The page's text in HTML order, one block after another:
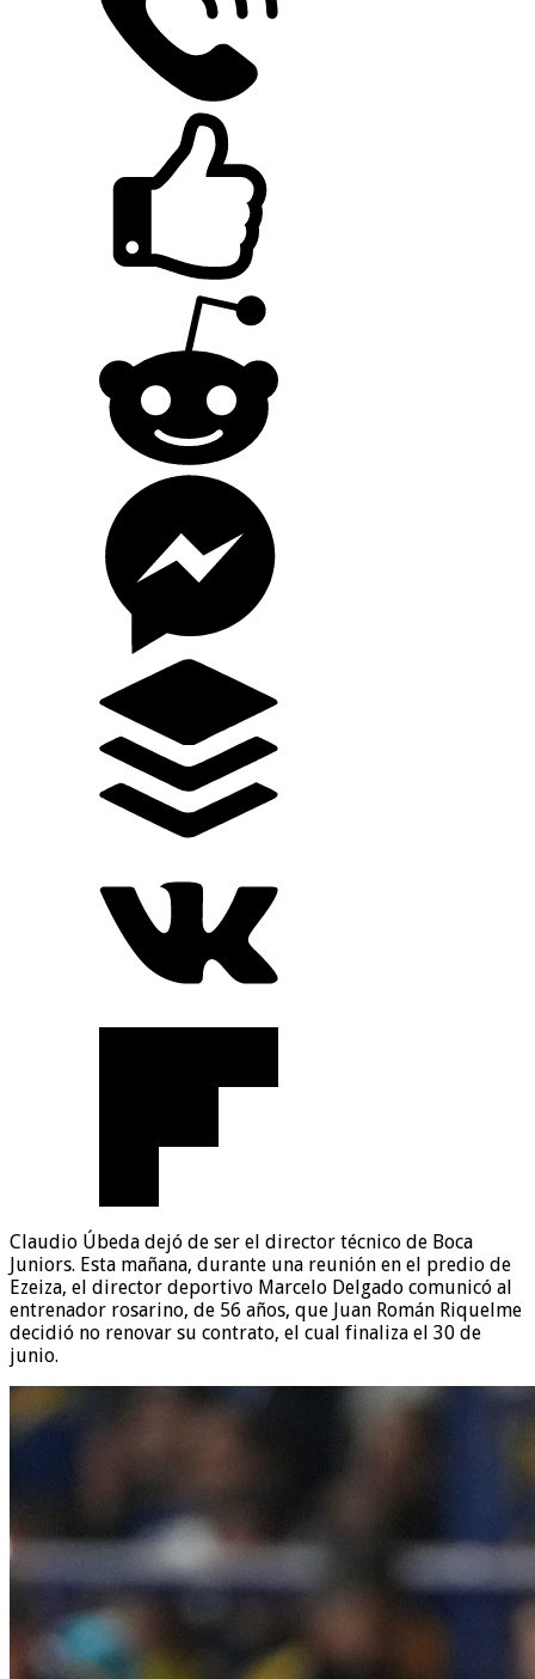
Claudio Úbeda dejó de ser el director técnico de Boca
Juniors. Esta mañana, durante una reunión en el predio de
Ezeiza, el director deportivo Marcelo Delgado comunicó al
entrenador rosarino, de 56 años, que Juan Román Riquelme
decidió no renovar su contrato, el cual finaliza el 30 de
junio.